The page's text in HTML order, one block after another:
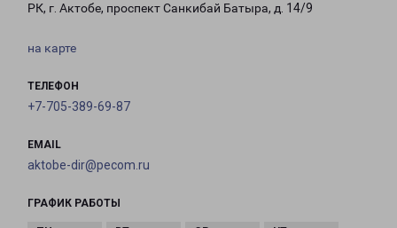
РК, г. Актобе, проспект Санкибай Батыра, д. 14/9
на карте
ТЕЛЕФОН
+7-705-389-69-87
EMAIL
aktobe-dir@pecom.ru
ГРАФИК РАБОТЫ